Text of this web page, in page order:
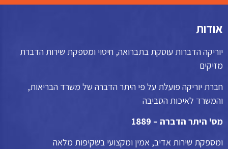
אודות
יוריקה הדברות עוסקת בתברואה, חיטוי ומספקת שירות הדברת
מזיקים
חברת יוריקה פועלת על פי היתר הדברה של משרד הבריאות,
והמשרד לאיכות הסביבה
מס' היתר הדברה – 1889
ומספקת שירות אדיב, אמין ומקצועי בשקיפות מלאה